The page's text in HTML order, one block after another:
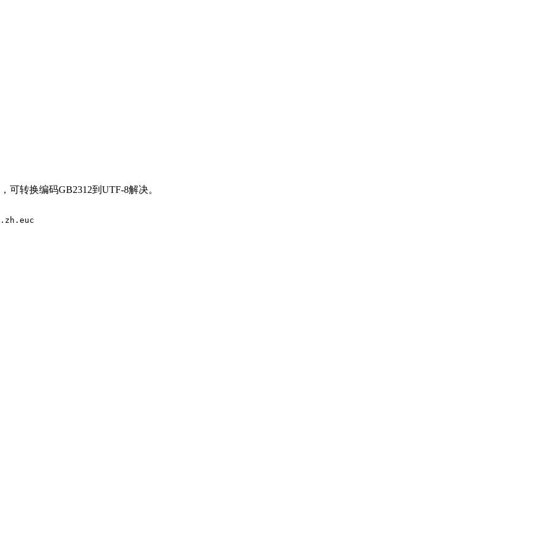
可转换编码GB2312到UTF-8解决。